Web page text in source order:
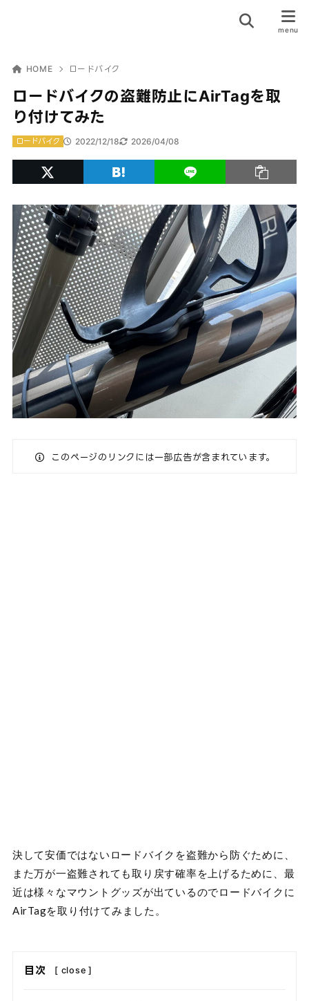
HOME ロードバイク
ロードバイクの盗難防止にAirTagを取
り付けてみた
2022/12/18 2026/04/08
ロードバイク
このページのリンクには一部広告が含まれています。
決して安価ではないロードバイクを盗難から防ぐために、
また万が一盗難されても取り戻す確率を上げるために、最
近は様々なマウントグッズが出ているのでロードバイクに
AirTagを取り付けてみました。
目次 [ close ]